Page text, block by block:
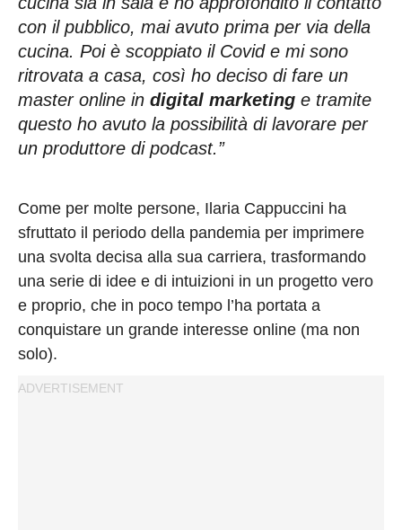
con il pubblico, mai avuto prima per via della
cucina. Poi è scoppiato il Covid e mi sono
ritrovata a casa, così ho deciso di fare un
master online in digital marketing e tramite
questo ho avuto la possibilità di lavorare per
un produttore di podcast.”
Come per molte persone, Ilaria Cappuccini ha
sfruttato il periodo della pandemia per imprimere
una svolta decisa alla sua carriera, trasformando
una serie di idee e di intuizioni in un progetto vero
e proprio, che in poco tempo l’ha portata a
conquistare un grande interesse online (ma non
solo).